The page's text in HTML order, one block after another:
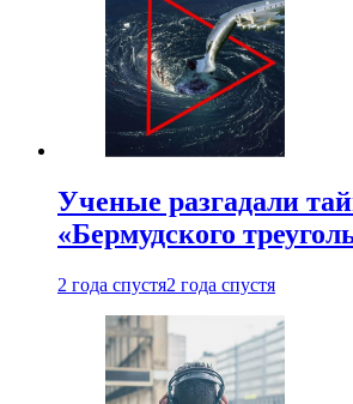
Ученые разгадали
«Бермудского
2 года спустя2 года спустя